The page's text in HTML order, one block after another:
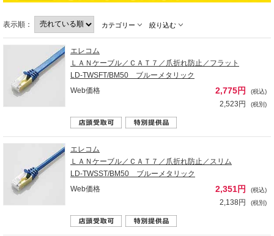
表示順： カテゴリー 絞り込む
エレコム
ＬＡＮケーブル／ＣＡＴ７／爪折れ防止／フラット
LD-TWSFT/BM50 ブルーメタリック
Web価格
2,775円 (税込)
2,523円 (税別)
エレコム
ＬＡＮケーブル／ＣＡＴ７／爪折れ防止／スリム
LD-TWSST/BM50 ブルーメタリック
Web価格
2,351円 (税込)
2,138円 (税別)